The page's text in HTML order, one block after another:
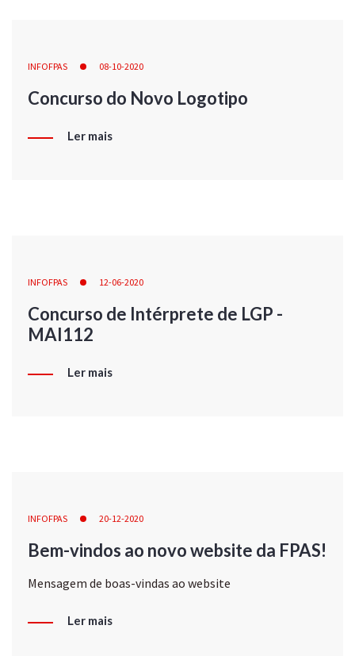
INFOFPAS 08-10-2020
Concurso do Novo Logotipo
Ler mais
INFOFPAS 12-06-2020
Concurso de Intérprete de LGP -
MAI112
Ler mais
INFOFPAS 20-12-2020
Bem-vindos ao novo website da FPAS!
Mensagem de boas-vindas ao website
Ler mais